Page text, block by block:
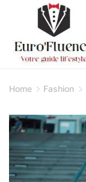
content
Home Fashion